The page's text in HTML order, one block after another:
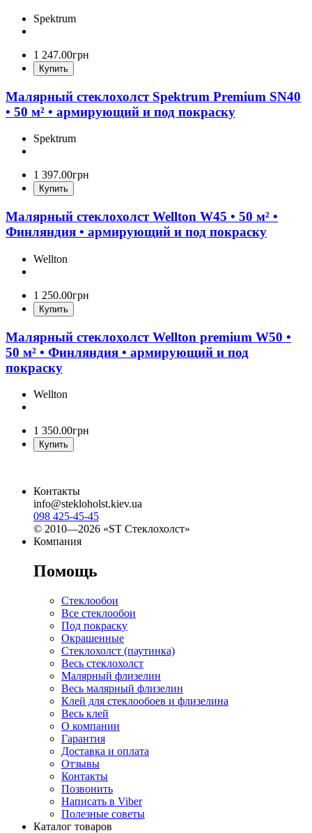
Spektrum
1 247.00грн
Купить
Малярный стеклохолст Spektrum Premium SN40
• 50 м² • армирующий и под покраску
Spektrum
1 397.00грн
Купить
Малярный стеклохолст Wellton W45 • 50 м² •
Финляндия • армирующий и под покраску
Wellton
1 250.00грн
Купить
Малярный стеклохолст Wellton premium W50 •
50 м² • Финляндия • армирующий и под
покраску
Wellton
1 350.00грн
Купить
Контакты
info@stekloholst.kiev.ua
098 425-45-45
© 2010—2026 «ST Стеклохолст»
Компания
Помощь
Стеклообои
Все стеклообои
Под покраску
Окрашенные
Стеклохолст (паутинка)
Весь стеклохолст
Малярный флизелин
Весь малярный флизелин
Клей для стеклообоев и флизелина
Весь клей
О компании
Гарантия
Доставка и оплата
Отзывы
Контакты
Позвонить
Написать в Viber
Полезные советы
Каталог товаров